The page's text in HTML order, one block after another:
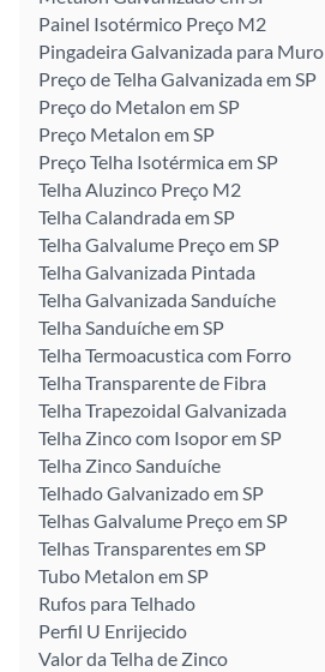
Painel Isotérmico Preço M2
Pingadeira Galvanizada para Muro
Preço de Telha Galvanizada em SP
Preço do Metalon em SP
Preço Metalon em SP
Preço Telha Isotérmica em SP
Telha Aluzinco Preço M2
Telha Calandrada em SP
Telha Galvalume Preço em SP
Telha Galvanizada Pintada
Telha Galvanizada Sanduíche
Telha Sanduíche em SP
Telha Termoacustica com Forro
Telha Transparente de Fibra
Telha Trapezoidal Galvanizada
Telha Zinco com Isopor em SP
Telha Zinco Sanduíche
Telhado Galvanizado em SP
Telhas Galvalume Preço em SP
Telhas Transparentes em SP
Tubo Metalon em SP
Rufos para Telhado
Perfil U Enrijecido
Valor da Telha de Zinco